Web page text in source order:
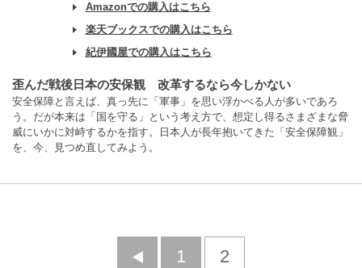
Amazonでの購入はこちら
楽天ブックスでの購入はこちら
紀伊國屋での購入はこちら
歪んだ戦後日本の安保観 改革するなら今しかない
安全保障と言えば、真っ先に「軍事」を思い浮かべる人が多いであろ
う。だが本来は「国を守る」という考え方で、想定し得るさまざまな脅
威にいかに対峙するかを指す。日本人が長年抱いてきた「安全保障観」
を、今、見つめ直してみよう。
前
1 2